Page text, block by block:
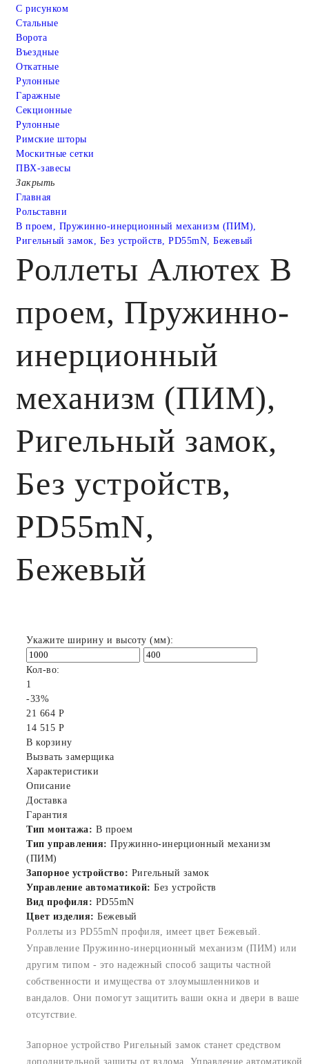
С рисунком
Стальные
Ворота
Въездные
Откатные
Рулонные
Гаражные
Cекционные
Рулонные
Римские шторы
Москитные сетки
ПВХ-завесы
Закрыть
Главная
Рольставни
В проем, Пружинно-инерционный механизм (ПИМ),
Ригельный замок, Без устройств, PD55mN, Бежевый
Роллеты Алютех В
проем, Пружинно-
инерционный
механизм (ПИМ),
Ригельный замок,
Без устройств,
PD55mN,
Бежевый
Укажите ширину и высоту (мм):
Кол-во:
1
-33%
21 664 Р
14 515 Р
В корзину
Вызвать замерщика
Характеристики
Описание
Доставка
Гарантия
Тип монтажа: В проем
Тип управления: Пружинно-инерционный механизм
(ПИМ)
Запорное устройство: Ригельный замок
Управление автоматикой: Без устройств
Вид профиля: PD55mN
Цвет изделия: Бежевый
Роллеты из PD55mN профиля, имеет цвет Бежевый.
Управление Пружинно-инерционный механизм (ПИМ) или
другим типом - это надежный способ защиты частной
собственности и имущества от злоумышленников и
вандалов. Они помогут защитить ваши окна и двери в ваше
отсутствие.
Запорное устройство Ригельный замок станет средством
дополнительной защиты от взлома. Управление автоматикой